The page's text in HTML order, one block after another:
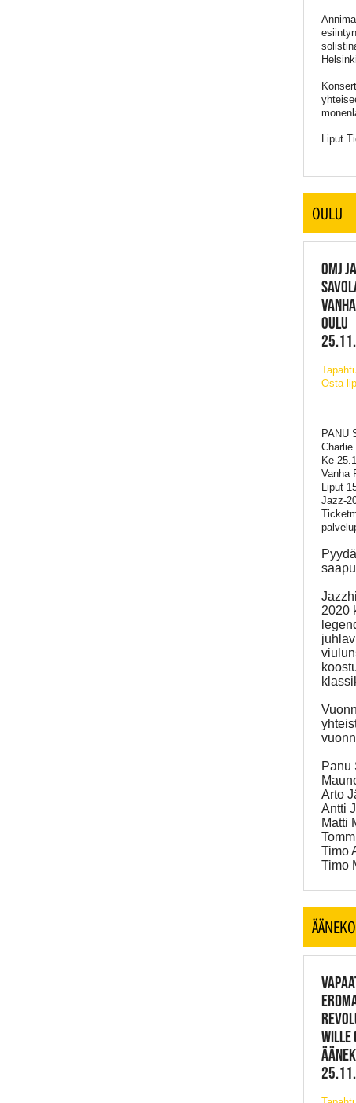
Liput
OULU
OMJ
OULU
Osta
PANU
Charlie
Ke
Vanha
Liput
Jazz-
2020
Panu
Arto
Antti
Matti
Timo
Timo
WILLE